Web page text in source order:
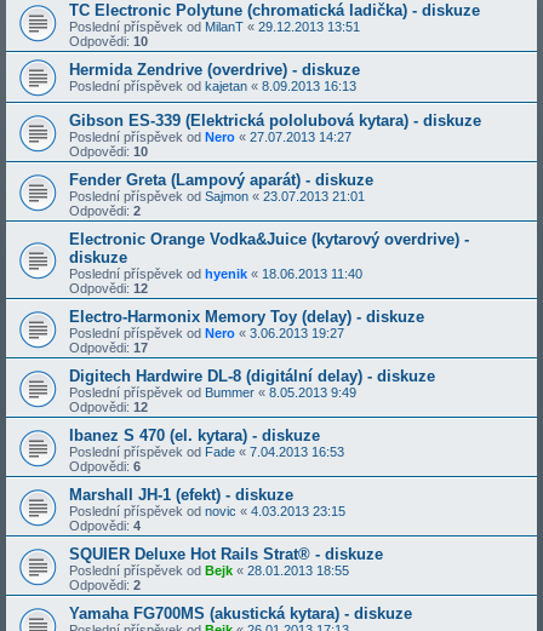
TC Electronic Polytune (chromatická ladička) - diskuze
Poslední příspěvek od MilanT « 29.12.2013 13:51
Odpovědi: 10
Hermida Zendrive (overdrive) - diskuze
Poslední příspěvek od kajetan « 8.09.2013 16:13
Gibson ES-339 (Elektrická pololubová kytara) - diskuze
Poslední příspěvek od Nero « 27.07.2013 14:27
Odpovědi: 10
Fender Greta (Lampový aparát) - diskuze
Poslední příspěvek od Sajmon « 23.07.2013 21:01
Odpovědi: 2
Electronic Orange Vodka&Juice (kytarový overdrive) -
diskuze
Poslední příspěvek od hyenik « 18.06.2013 11:40
Odpovědi: 12
Electro-Harmonix Memory Toy (delay) - diskuze
Poslední příspěvek od Nero « 3.06.2013 19:27
Odpovědi: 17
Digitech Hardwire DL-8 (digitální delay) - diskuze
Poslední příspěvek od Bummer « 8.05.2013 9:49
Odpovědi: 12
Ibanez S 470 (el. kytara) - diskuze
Poslední příspěvek od Fade « 7.04.2013 16:53
Odpovědi: 6
Marshall JH-1 (efekt) - diskuze
Poslední příspěvek od novic « 4.03.2013 23:15
Odpovědi: 4
SQUIER Deluxe Hot Rails Strat® - diskuze
Poslední příspěvek od Bejk « 28.01.2013 18:55
Odpovědi: 2
Yamaha FG700MS (akustická kytara) - diskuze